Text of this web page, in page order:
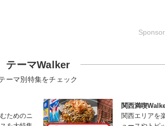
テーマWalker
ーマ別特集をチェック
ためのニ
関西満喫
関西エリアを